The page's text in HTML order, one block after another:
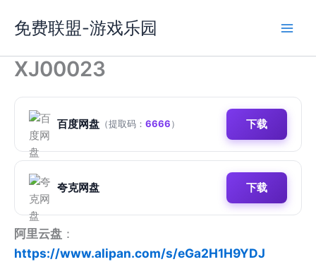
容
免费联盟-游戏乐园
XJ00023
百度网盘 （提取码： 6666） 下载
夸克网盘 下载
阿里云盘 ：
https://www.alipan.com/s/eGa2H1H9YDJ